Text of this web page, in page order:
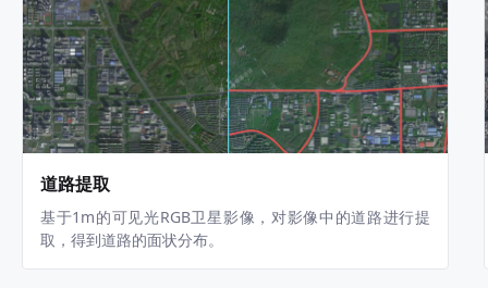
道路提取
基于1m的可见光RGB卫星影像，对影像中的道路进行提
取，得到道路的面状分布。